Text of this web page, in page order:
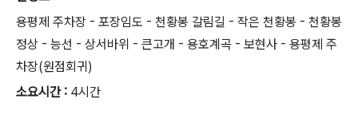
용평제 주차장 - 포장임도 - 천황봉 갈림길 - 작은 천황봉 - 천황봉
정상 - 능선 - 상서바위 - 큰고개 - 용호계곡 - 보현사 - 용평제 주
차장(원점회귀)
소요시간 : 4시간